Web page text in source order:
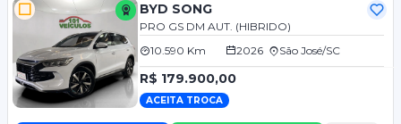
BYD SONG
PRO GS DM AUT. (HIBRIDO)
10.590 Km
2026 São José/SC
R$ 179.900,00
ACEITA TROCA